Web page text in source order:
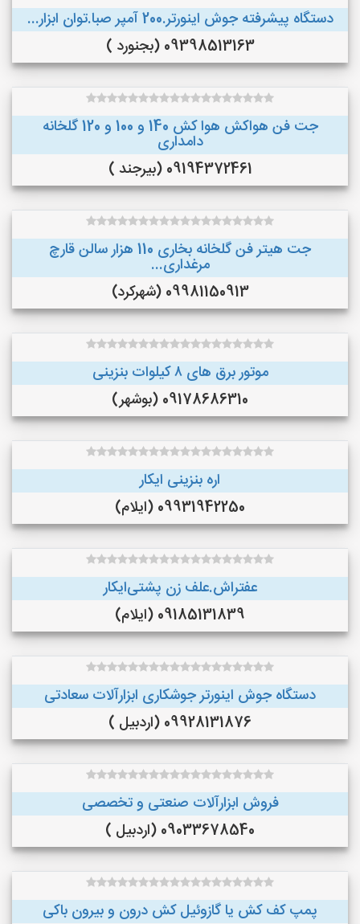
دستگاه پیشرفته جوش اینورتر.200 آمپر صبا.توان ابزار...
09398513163 (بجنورد )
جت فن هواکش هوا کش 140 و 100 و 120 گلخانه
دامداری
09194372461 (بیرجند )
جت هیتر فن گلخانه بخاری 110 هزار سالن قارچ
مرغداری...
09981150913 (شهرکرد)
موتور برق های ٨ کیلوات بنزینی
09178686310 (بوشهر)
اره بنزینی ایکار
09931942250 (ایلام)
عفتراش.علف زن پشتی‌ایکار
09185131839 (ایلام)
دستگاه جوش اینورتر جوشکاری ابزارآلات سعادتی
09928131876 (اردبیل )
فروش ابزارآلات صنعتی و تخصصی
09033678540 (اردبیل )
پمپ کف کش یا گازوئیل کش درون و بیرون باکی